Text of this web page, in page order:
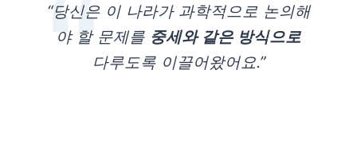
“당신은 이 나라가 과학적으로 논의해
야 할 문제를 중세와 같은 방식으로
다루도록 이끌어왔어요.”